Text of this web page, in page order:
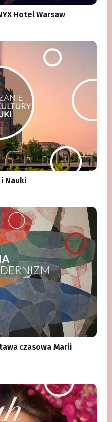
Hotel Warsaw
Nauki
czasowa Marii